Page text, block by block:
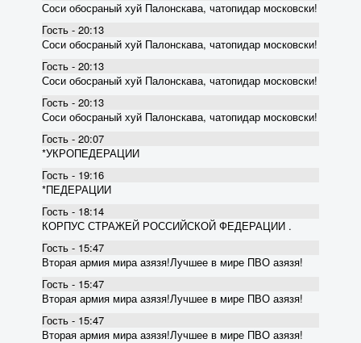
Соси обосраный хуй Палонскава, чатопидар московски!
Гость - 20:13
Соси обосраный хуй Палонскава, чатопидар московски!
Гость - 20:13
Соси обосраный хуй Палонскава, чатопидар московски!
Гость - 20:13
Соси обосраный хуй Палонскава, чатопидар московски!
Гость - 20:07
*УКРОПЕДЕРАЦИИ
Гость - 19:16
*ПЕДЕРАЦИИ
Гость - 18:14
КОРПУС СТРАЖЕЙ РОССИЙСКОЙ ФЕДЕРАЦИИ .
Гость - 15:47
Вторая армия мира азязя!Лучшее в мире ПВО азязя!
Гость - 15:47
Вторая армия мира азязя!Лучшее в мире ПВО азязя!
Гость - 15:47
Вторая армия мира азязя!Лучшее в мире ПВО азязя!